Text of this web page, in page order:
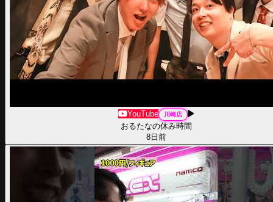
YouTube 川崎店
おるたなの休み時間
8日前